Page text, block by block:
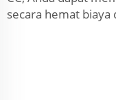
secara hemat biaya